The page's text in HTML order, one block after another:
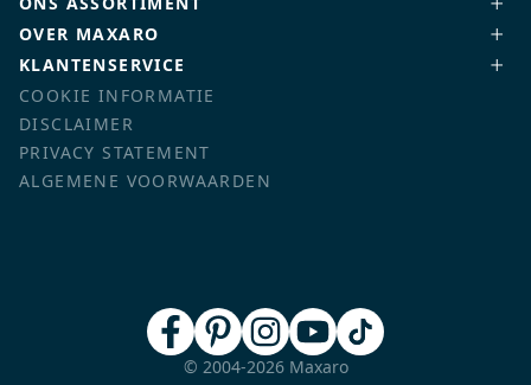
OVER MAXARO
KLANTENSERVICE
COOKIE INFORMATIE
DISCLAIMER
PRIVACY STATEMENT
ALGEMENE VOORWAARDEN
© 2004-2026 Maxaro